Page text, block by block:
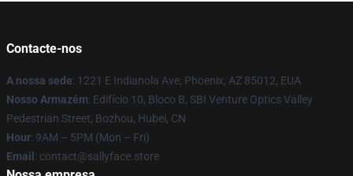
Contacte-nos
A nossa sede: 1221 E Indianola Ave, Phoenix, AZ 85012, EUA
Nosso Armazém: Edifício 10, Bloco B, SBI Venture Optics Valley
Pedestrian Street, Bozhou, Hubei, CN
Hour: 9AM – 5PM (Mon – Fri)
Email : contact@sallyface.store